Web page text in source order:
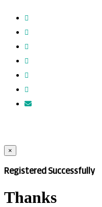
×
Registered Successfully
Thanks